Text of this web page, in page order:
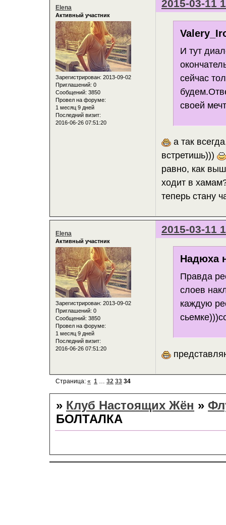
2015-03-11
Elena
Активный участник
Зарегистрирован: 2013-09-02
Приглашений: 0
Сообщений: 3850
Провел на форуме:
1 месяц 9 дней
Последний визит:
2016-06-26 07:51:20
И тут
сейчас
своей
а так
встретишь)))
равно, как
ходит в
теперь стану
2015-03-11
Elena
Активный участник
Зарегистрирован: 2013-09-02
Приглашений: 0
Сообщений: 3850
Провел на форуме:
1 месяц 9 дней
Последний визит:
2016-06-26 07:51:20
Надюха
Правда
слоев
каждую
Страница:« 1 … 32 33 34
» Клуб Настоящих Жён »
БОЛТАЛКА